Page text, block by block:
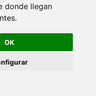
donde llegan
OK